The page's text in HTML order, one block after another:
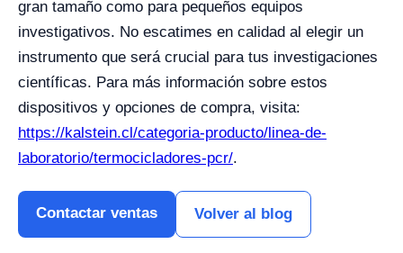
gran tamaño como para pequeños equipos
investigativos. No escatimes en calidad al elegir un
instrumento que será crucial para tus investigaciones
científicas. Para más información sobre estos
dispositivos y opciones de compra, visita:
https://kalstein.cl/categoria-producto/linea-de-
laboratorio/termocicladores-pcr/.
Contactar ventas Volver al blog